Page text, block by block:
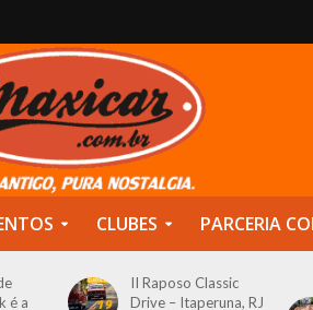
CLUBES PARCERIA
é a
II Raposo Classic
Drive – Itaperuna, RJ